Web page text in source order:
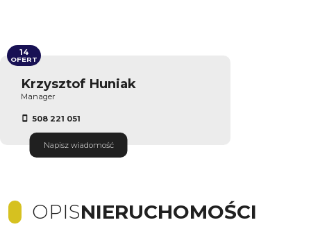
Krzysztof Huniak
Manager
508 221 051
Napisz wiadomość
14
OFERT
OPISNIERUCHOMOŚCI